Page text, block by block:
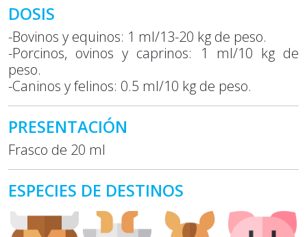
DOSIS
-Bovinos y equinos: 1 ml/13-20 kg de peso.
-Porcinos, ovinos y caprinos: 1 ml/10 kg de
peso.
-Caninos y felinos: 0.5 ml/10 kg de peso.
PRESENTACIÓN
Frasco de 20 ml
ESPECIES DE DESTINOS